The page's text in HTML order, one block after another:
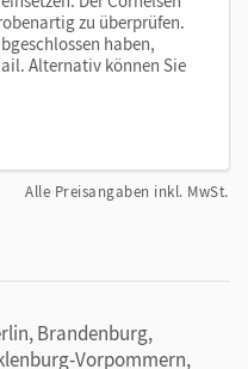
zu überprüfen.
haben,
Alternativ können Sie
Alle Preisangaben inkl. MwSt.
Brandenburg,
Vorpommern,